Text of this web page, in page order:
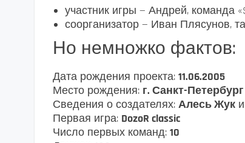
участник игры — Андрей, команда
соорганизатор — Иван Плясунов,
Но немножко фактов:
Дата рождения проекта: 11.06.2005
Место рождения: г. Санкт-Петербург
Сведения о создателях: Алесь Жук и
Первая игра: DozoR classic
Число первых команд: 10